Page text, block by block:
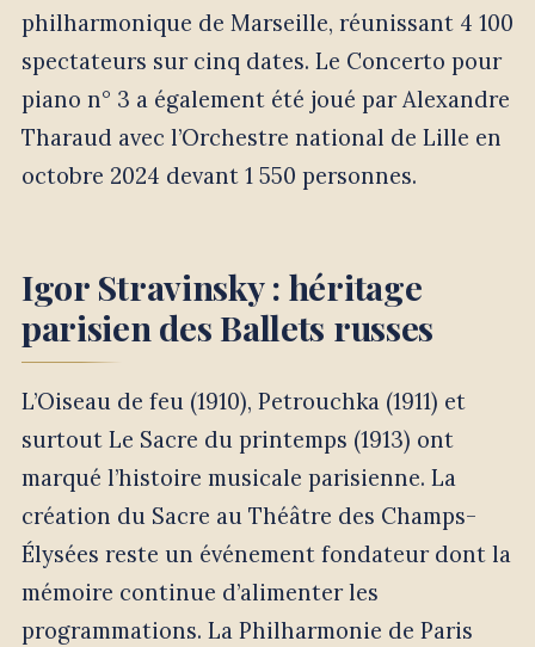
philharmonique de Marseille, réunissant 4 100
spectateurs sur cinq dates. Le Concerto pour
piano n° 3 a également été joué par Alexandre
Tharaud avec l’Orchestre national de Lille en
octobre 2024 devant 1 550 personnes.
Igor Stravinsky : héritage
parisien des Ballets russes
L’Oiseau de feu (1910), Petrouchka (1911) et
surtout Le Sacre du printemps (1913) ont
marqué l’histoire musicale parisienne. La
création du Sacre au Théâtre des Champs-
Élysées reste un événement fondateur dont la
mémoire continue d’alimenter les
programmations. La Philharmonie de Paris